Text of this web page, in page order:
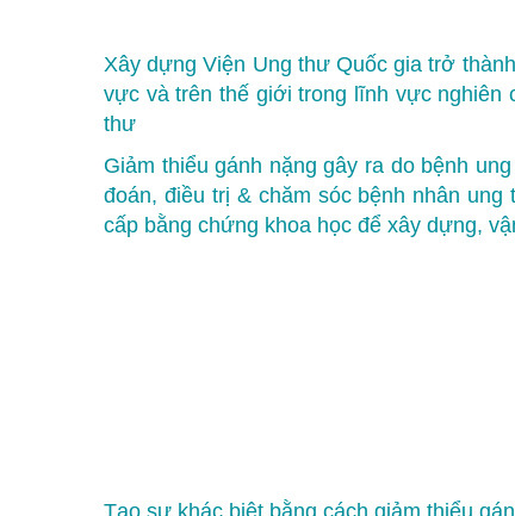
Xây dựng Viện Ung thư Quốc gia trở
vực và trên thế giới trong lĩnh vực nghiên
thư
Giảm thiểu gánh nặng gây ra do bệnh
đoán, điều trị & chăm sóc bệnh nhân
cấp bằng chứng khoa học để xây dựng,